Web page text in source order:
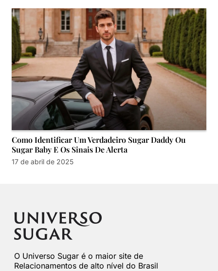
Como Identificar Um Verdadeiro Sugar Daddy Ou
Sugar Baby E Os Sinais De Alerta
17 de abril de 2025
O Universo Sugar é o maior site de
Relacionamentos de alto nível do Brasil